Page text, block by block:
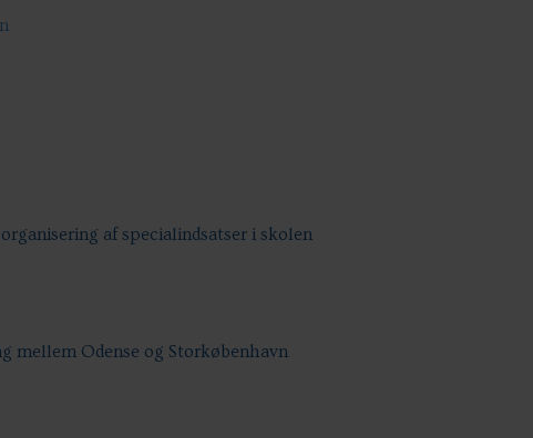
af specialindsatser i skolen
mellem Odense og Storkøbenhavn